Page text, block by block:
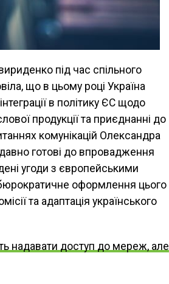
під час спільного
що в цьому році Україна
в політику ЄС щодо
продукції та приєднанні до
комунікацій Олександра
давно готові до впровадження
угоди з європейськими
оформлення цього
та адаптація українського
надавати доступ до мереж, але